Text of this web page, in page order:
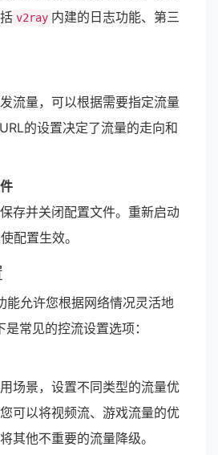
v2ray 内建的日志功能、第三
流量，可以根据需要指定流量
的设置决定了流量的走向和
存并关闭配置文件。重新启动
配置生效。
能允许您根据网络情况灵活地
常见的控流设置选项：
场景，设置不同类型的流量优
可以将视频流、游戏流量的优
其他不重要的流量降级。